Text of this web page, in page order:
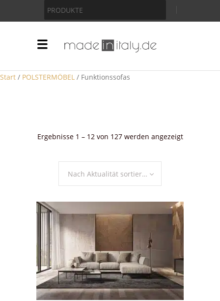
PRODUKTE
Start / POLSTERMÖBEL / Funktionssofas
Ergebnisse 1 – 12 von 127 werden angezeigtNach
Nach Aktualität sortieren